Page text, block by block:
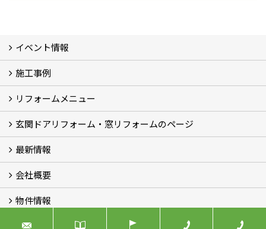
イベント情報
イベント予告
イベント報告
施工事例
フォトギャラリー
BeforeAfter (29)
お客様の声
リフォームメニュー
リフォームの流れ
窓リフォーム (3)
玄関ドアリフォーム (2)
キッチンリフォーム (4)
浴室リフォーム (3)
トイレリフォーム (5)
洗面リフォーム (2)
マンションリフォーム (3)
収納リフォーム
カーポート工事
風除室工事
ウッドデッキ・タイルデッキ工事
エクステリア工事 (2)
内装リフォーム
雨樋設置・修繕
外壁張替・塗装 (2)
エアコン取付工事
玄関ドアリフォーム・窓リフォームのページ
玄関ドアリフォーム
内窓交換・外窓交換・ガラス交換 (18)
最新情報
補助金情報
各種キャンペーン (2)
会社概要
会社概要
コンセプト
アクセス
スタッフ紹介
スタッフブログ
プライバシーポリシー
アフターメンテナンス
お客様サポート
事業紹介
物件情報
売土地
売戸建
売マンション